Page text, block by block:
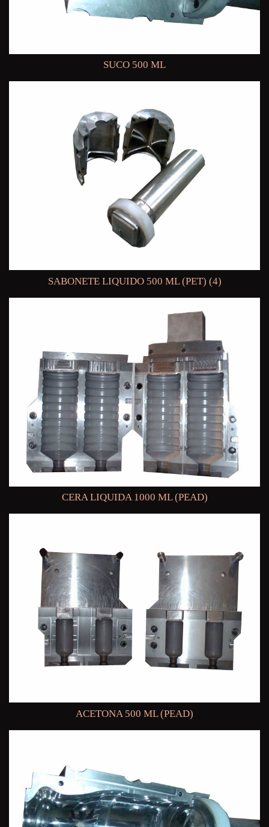
SUCO 500 ML
SABONETE LIQUIDO 500 ML (PET) (4)
CERA LIQUIDA 1000 ML (PEAD)
ACETONA 500 ML (PEAD)